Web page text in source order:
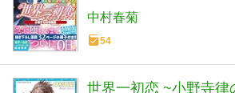
中村春菊
54
世界一初恋 ~小野寺律